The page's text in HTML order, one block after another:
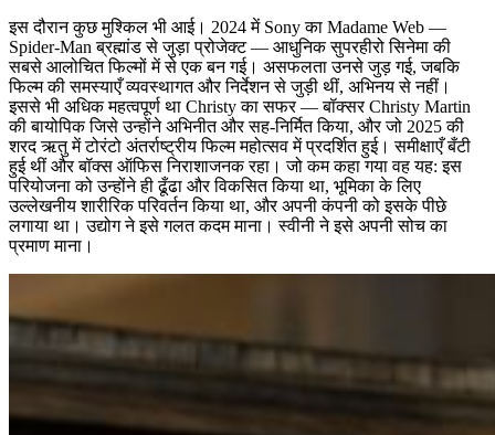
इस दौरान कुछ मुश्किल भी आई। 2024 में Sony का Madame Web —
Spider-Man ब्रह्मांड से जुड़ा प्रोजेक्ट — आधुनिक सुपरहीरो सिनेमा की
सबसे आलोचित फिल्मों में से एक बन गई। असफलता उनसे जुड़ गई, जबकि
फिल्म की समस्याएँ व्यवस्थागत और निर्देशन से जुड़ी थीं, अभिनय से नहीं।
इससे भी अधिक महत्वपूर्ण था Christy का सफर — बॉक्सर Christy Martin
की बायोपिक जिसे उन्होंने अभिनीत और सह-निर्मित किया, और जो 2025 की
शरद ऋतु में टोरंटो अंतर्राष्ट्रीय फिल्म महोत्सव में प्रदर्शित हुई। समीक्षाएँ बँटी
हुई थीं और बॉक्स ऑफिस निराशाजनक रहा। जो कम कहा गया वह यह: इस
परियोजना को उन्होंने ही ढूँढा और विकसित किया था, भूमिका के लिए
उल्लेखनीय शारीरिक परिवर्तन किया था, और अपनी कंपनी को इसके पीछे
लगाया था। उद्योग ने इसे गलत कदम माना। स्वीनी ने इसे अपनी सोच का
प्रमाण माना।